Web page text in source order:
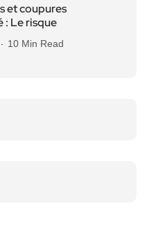
et coupures
: Le risque
10 Min Read